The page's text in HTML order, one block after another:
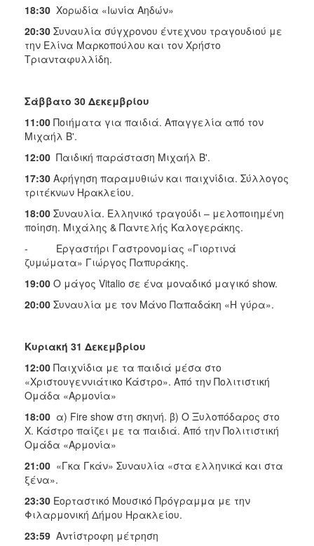
18:30 Χορωδία «Ιωνία Αηδών»
20:30 Συναυλία σύγχρονου έντεχνου τραγουδιού με
την Ελίνα Μαρκοπούλου και τον Χρήστο
Τριανταφυλλίδη.
Σάββατο 30 Δεκεμβρίου
11:00 Ποιήματα για παιδιά. Απαγγελία από τον
Μιχαήλ Β'.
12:00 Παιδική παράσταση Μιχαήλ Β'.
17:30 Αφήγηση παραμυθιών και παιχνίδια. Σύλλογος
τριτέκνων Ηρακλείου.
18:00 Συναυλία. Ελληνικό τραγούδι – μελοποιημένη
ποίηση. Μιχάλης & Παντελής Καλογεράκης.
- Εργαστήρι Γαστρονομίας «Γιορτινά
ζυμώματα» Γιώργος Παπυράκης.
19:00 O μάγος Vitalio σε ένα μοναδικό μαγικό show.
20:00 Συναυλία με τον Μάνο Παπαδάκη «Η γύρα».
Κυριακή 31 Δεκεμβρίου
12:00 Παιχνίδια με τα παιδιά μέσα στο
«Χριστουγεννιάτικο Κάστρο». Από την Πολιτιστική
Ομάδα «Αρμονία»
18:00 α) Fire show στη σκηνή. β) Ο Ξυλοπόδαρος στο
Χ. Κάστρο παίζει με τα παιδιά. Από την Πολιτιστική
Ομάδα «Αρμονία»
21:00 «Γκα Γκάν» Συναυλία «στα ελληνικά και στα
ξένα».
23:30 Εορταστικό Μουσικό Πρόγραμμα με την
Φιλαρμονική Δήμου Ηρακλείου.
23:59 Αντίστροφη μέτρηση